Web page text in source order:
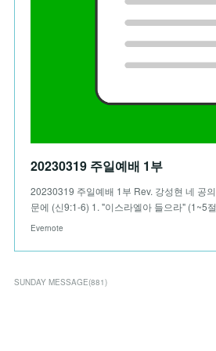
20230319 주일예배 1부
20230319 주일예배 1부 Rev. 강성현 네 공
문에 (신9:1-6) 1. "이스라엘아 들으라" (1~5
Evernote
SUNDAY MESSAGE(881)